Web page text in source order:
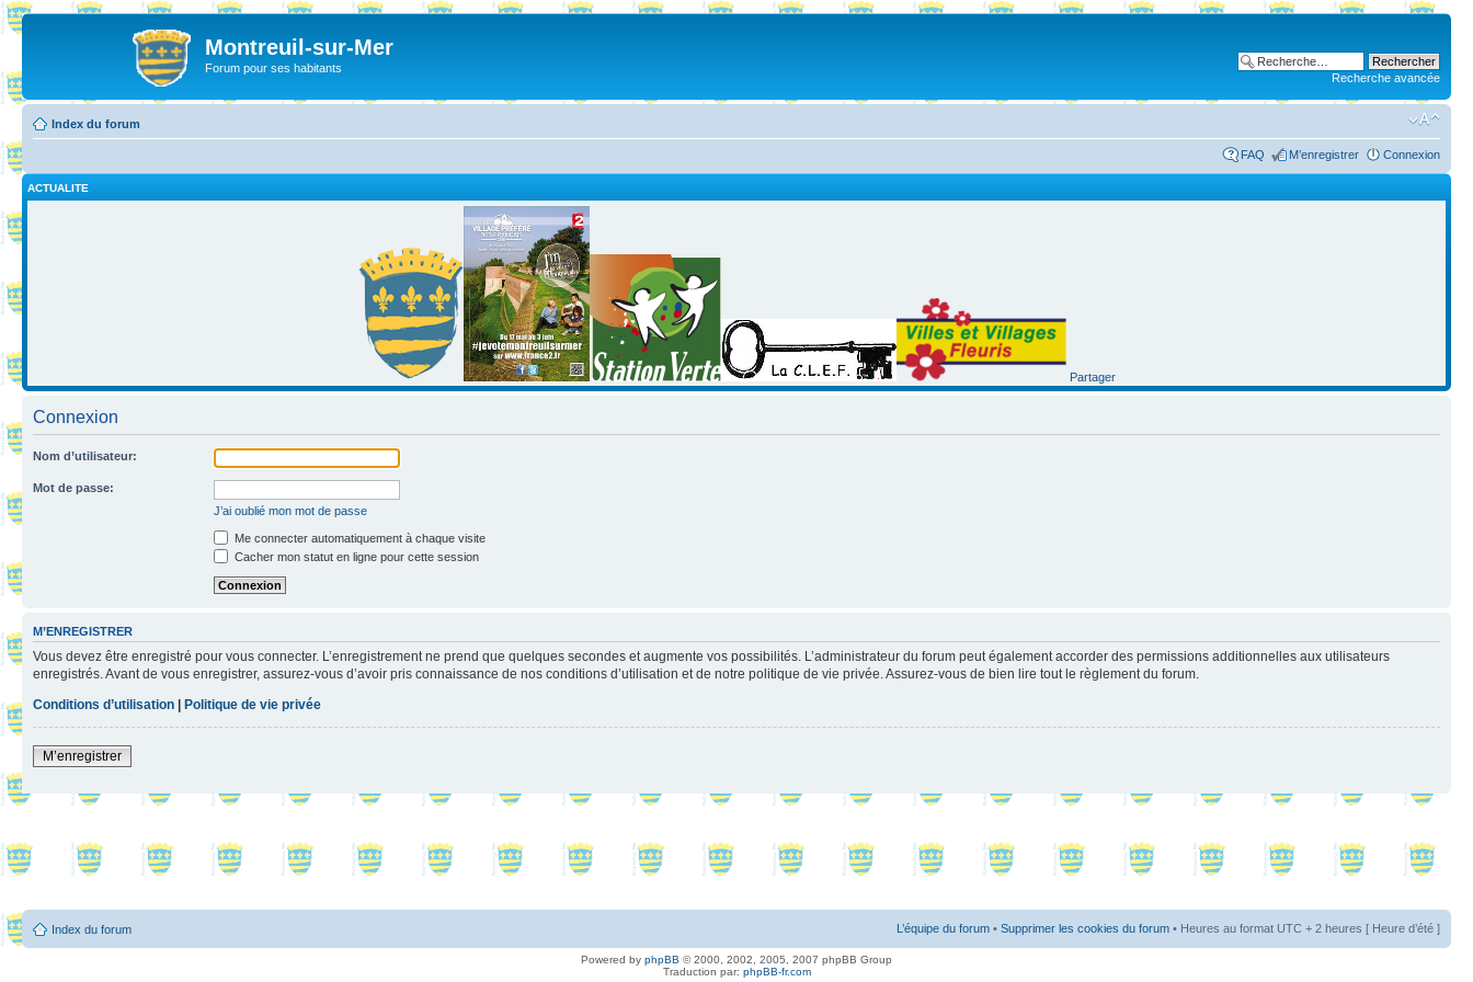
Montreuil-sur-Mer
Forum pour ses habitants
Recherche avancée
Index du forum
FAQ M’enregistrer Connexion
ACTUALITE
Partager
Connexion
Nom d’utilisateur:
Mot de passe:
J’ai oublié mon mot de passe
Me connecter automatiquement à chaque visite
Cacher mon statut en ligne pour cette session
M’ENREGISTRER
Vous devez être enregistré pour vous connecter. L’enregistrement ne prend que quelques secondes et augmente vos possibilités. L’administrateur du forum peut également accorder des permissions additionnelles aux utilisateurs
enregistrés. Avant de vous enregistrer, assurez-vous d’avoir pris connaissance de nos conditions d’utilisation et de notre politique de vie privée. Assurez-vous de bien lire tout le règlement du forum.
Conditions d’utilisation
Politique de vie privée
M’enregistrer
Index du forum L’équipe du forum • Supprimer les cookies du forum • Heures au format UTC + 2 heures [ Heure d’été ]
Powered by phpBB © 2000, 2002, 2005, 2007 phpBB Group
Traduction par: phpBB-fr.com